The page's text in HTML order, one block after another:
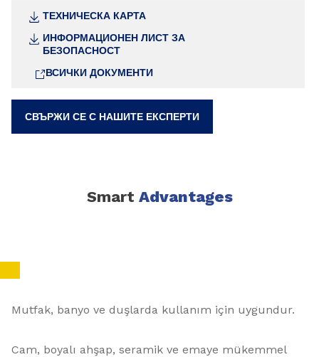
ТЕХНИЧЕСКА КАРТА
ИНФОРМАЦИОНЕН ЛИСТ ЗА
БЕЗОПАСНОСТ
ВСИЧКИ ДОКУМЕНТИ
СВЪРЖИ СЕ С НАШИТЕ ЕКСПЕРТИ
Smart Advantages
Mutfak, banyo ve duşlarda kullanım için uygundur.
Cam, boyalı ahşap, seramik ve emaye mükemmel